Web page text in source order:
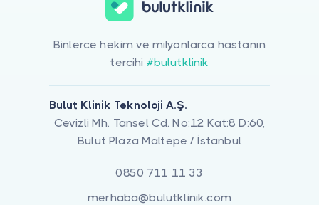
Binlerce hekim ve milyonlarca hastanın
tercihi #bulutklinik
Bulut Klinik Teknoloji A.Ş.
Cevizli Mh. Tansel Cd. No:12 Kat:8 D:60,
Bulut Plaza Maltepe / İstanbul
0850 711 11 33
merhaba@bulutklinik.com